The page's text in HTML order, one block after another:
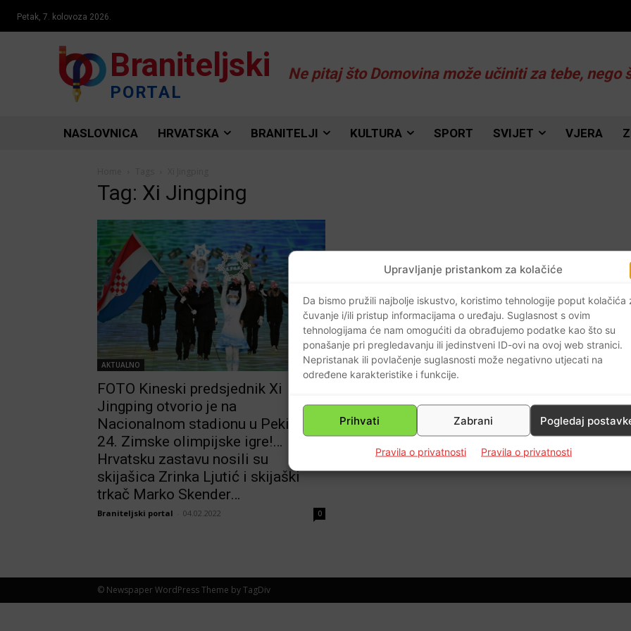
Upravljanje pristankom za kolačiće
Da bismo pružili najbolje iskustvo, koristimo tehnologije poput kolačića
čuvanje i/ili pristup informacijama o uređaju. Suglasnost s ovim
tehnologijama će nam omogućiti da obrađujemo podatke kao što su
ponašanje pri pregledavanju ili jedinstveni ID-ovi na ovoj web stranici.
Nepristanak ili povlačenje suglasnosti može negativno utjecati na
određene karakteristike i funkcije.
Prihvati Zabrani Pogledaj
Pravila o privatnosti Pravila o privatnosti
Petak, 7. kolovoza 2026.
Braniteljski
PORTAL
Ne pitaj što Domovina može učiniti za tebe, nego
NASLOVNICA HRVATSKA BRANITELJI KULTURA SPORT SVIJET VJERA
Tag: Xi Jingping
AKTUALNO
FOTO Kineski predsjednik Xi
Jingping otvorio je na
Nacionalnom stadionu u Pekingu
24. Zimske olimpijske igre!…
Hrvatsku zastavu nosili su
skijašica Zrinka Ljutić i skijaški
trkač Marko Skender…
Braniteljski portal 04.02.2022 0
© Newspaper WordPress Theme by TagDiv